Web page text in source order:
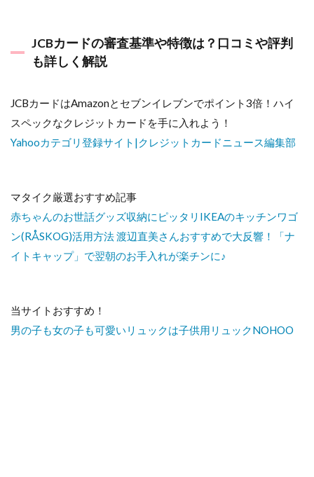
JCBカードの審査基準や特徴は？口コミや評判
も詳しく解説
JCBカードはAmazonとセブンイレブンでポイント3倍！ハイ
スペックなクレジットカードを手に入れよう！
Yahooカテゴリ登録サイト|クレジットカードニュース編集部
マタイク厳選おすすめ記事
赤ちゃんのお世話グッズ収納にピッタリIKEAのキッチンワゴ
ン(RÅSKOG)活用方法渡辺直美さんおすすめで大反響！「ナ
イトキャップ」で翌朝のお手入れが楽チンに♪
当サイトおすすめ！
男の子も女の子も可愛いリュックは子供用リュックNOHOO